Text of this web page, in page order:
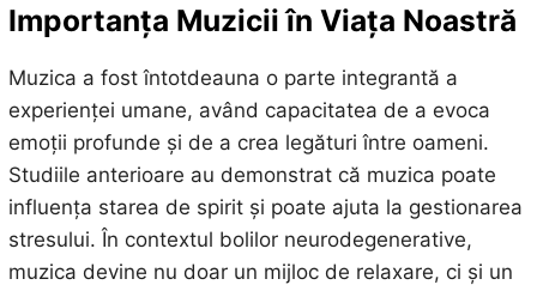
Importanța Muzicii în Viața Noastră
Muzica a fost întotdeauna o parte integrantă a
experienței umane, având capacitatea de a evoca
emoții profunde și de a crea legături între oameni.
Studiile anterioare au demonstrat că muzica poate
influența starea de spirit și poate ajuta la gestionarea
stresului. În contextul bolilor neurodegenerative,
muzica devine nu doar un mijloc de relaxare, ci și un